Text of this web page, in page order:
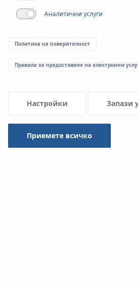
Аналитични услуги
Политика на поверителност
Правила за предоставяне на електронни
Настройки Запази
Приемете всичко